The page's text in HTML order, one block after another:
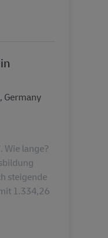
Germany
Wie lange?
steigende
1.334,26